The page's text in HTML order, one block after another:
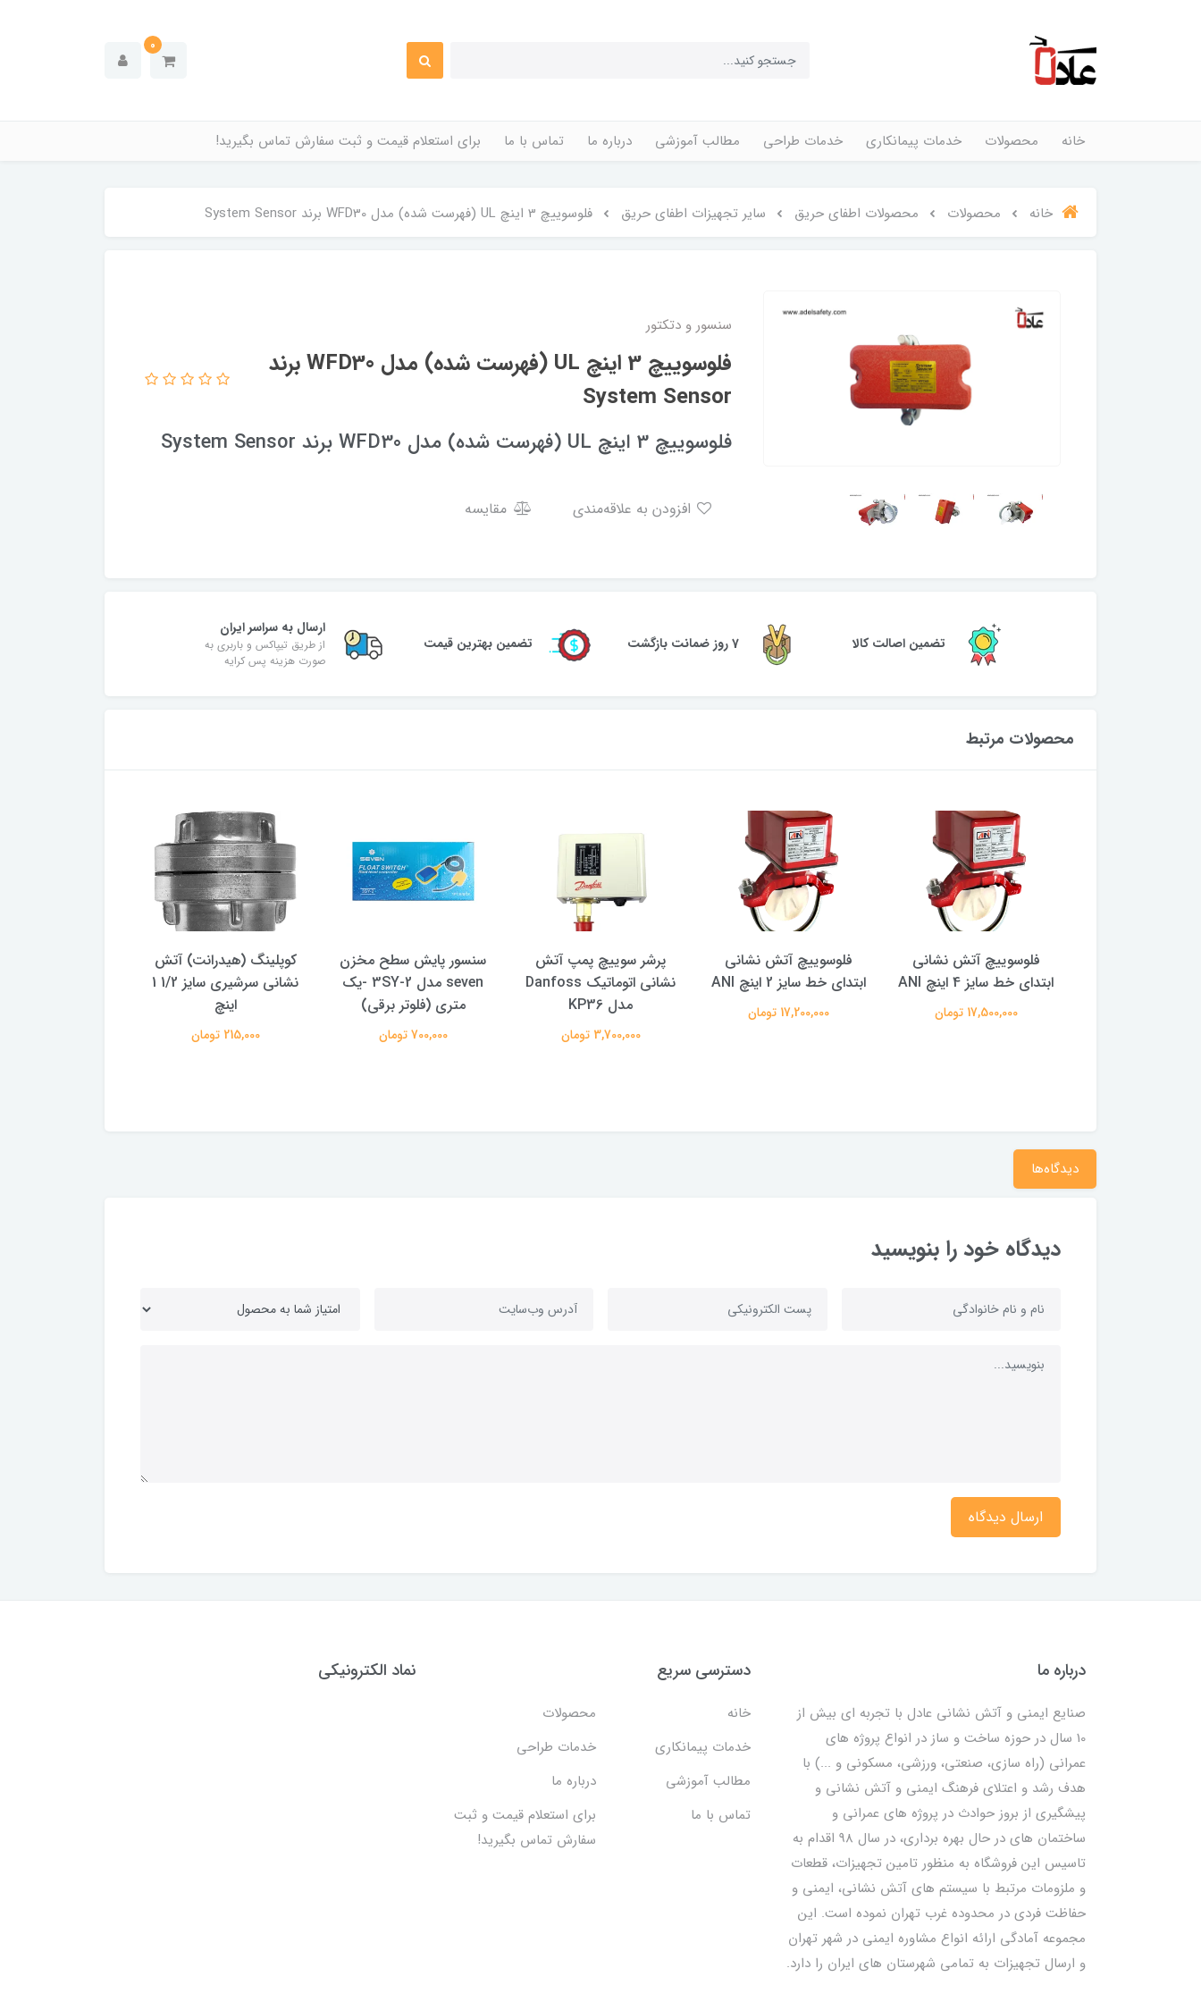
0
خانه محصولات خدمات پیمانکاری خدمات طراحی مطالب آموزشی درباره ما تماس با ما برای استعلام قیمت و ثبت سفارش تماس بگیرید!
خانه محصولات محصولات اطفای حریق سایر تجهیزات اطفای حریق فلوسوییچ 3 اینچ UL (فهرست شده) مدل WFD30 برند System Sensor
سنسور و دتکتور
فلوسوییچ 3 اینچ UL (فهرست شده) مدل WFD30 برند
System Sensor
فلوسوییچ 3 اینچ UL (فهرست شده) مدل WFD30 برند System Sensor
مقایسه
تضمین اصالت کالا 7 روز ضمانت بازگشت تضمین بهترین قیمت
ارسال به سراسر ایران
از طریق تیپاکس و باربری به
صورت هزینه پس کرایه
محصولات مرتبط
فلوسوییچ آتش نشانی
ابتدای خط سایز 4 اینچ ANI
17,500,000 تومان
فلوسوییچ آتش نشانی
ابتدای خط سایز 2 اینچ ANI
17,200,000 تومان
پرشر سوییچ پمپ آتش
نشانی اتوماتیک Danfoss
مدل KP36
3,700,000 تومان
سنسور پایش سطح مخزن
seven مدل 3SY-2 -یک
متری (فلوتر برقی)
700,000 تومان
کوپلینگ (هیدرانت) آتش
نشانی سرشیری سایز 1/2 1
اینچ
215,000 تومان
دیدگاه‌ها
دیدگاه خود را بنویسید
ارسال دیدگاه
درباره ما
صنایع ایمنی و آتش نشانی عادل با تجربه ای بیش از
10 سال در حوزه ساخت و ساز در انواع پروژه های
عمرانی (راه سازی، صنعتی، ورزشی، مسکونی و ...) با
هدف رشد و اعتلای فرهنگ ایمنی و آتش نشانی و
پیشگیری از بروز حوادث در پروژه های عمرانی و
ساختمان های در حال بهره برداری، در سال 98 اقدام به
تاسیس این فروشگاه به منظور تامین تجهیزات، قطعات
و ملزومات مرتبط با سیستم های آتش نشانی، ایمنی و
حفاظت فردی در محدوده غرب تهران نموده است. این
مجموعه آمادگی ارائه انواع مشاوره ایمنی در شهر تهران
و ارسال تجهیزات به تمامی شهرستان های ایران را دارد.
دسترسی سریع
خانه
محصولات
خدمات پیمانکاری
خدمات طراحی
مطالب آموزشی
درباره ما
تماس با ما
برای استعلام قیمت و ثبت
سفارش تماس بگیرید!
نماد الکترونیکی